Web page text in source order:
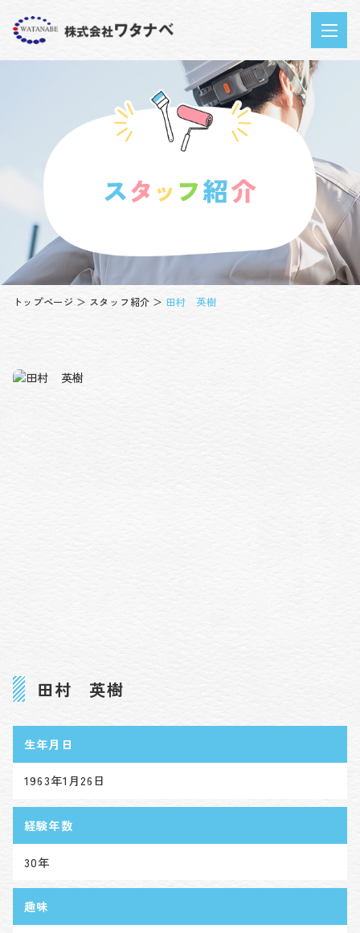
トップページ スタッフ紹介 田村 英樹
田村 英樹
生年月日
1963年1月26日
経験年数
30年
趣味